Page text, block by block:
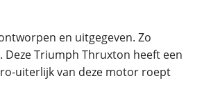
en uitgegeven. Zo
Triumph Thruxton heeft een
uiterlijk van deze motor roept